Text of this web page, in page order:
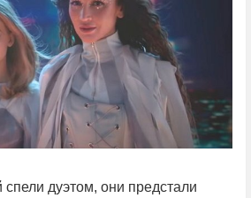
дуэтом, они предстали